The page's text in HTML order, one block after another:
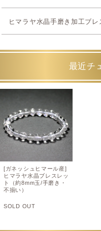
ヒマラヤ水晶手磨き加工ブ
最近チ
[ガネッシュヒマール産]
ヒマラヤ水晶ブレスレッ
ト（約8mm玉/手磨き・
不揃い）
SOLD OUT